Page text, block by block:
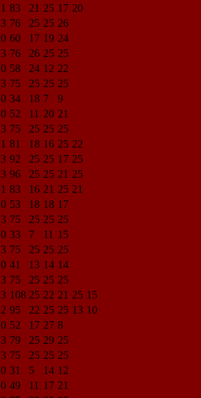
1 83 21 25 17 20
3 76 25 25 26
0 60 17 19 24
3 76 26 25 25
0 58 24 12 22
3 75 25 25 25
0 34 18 7
9
0 52 11 20 21
3 75 25 25 25
1 81 18 16 25 22
3 92 25 25 17 25
3 96 25 25 21 25
1 83 16 21 25 21
0 53 18 18 17
3 75 25 25 25
0 33 7 11 15
3 75 25 25 25
0 41 13 14 14
3 75 25 25 25
3 108 25 22 21 25 15
2 95 22 25 25 13 10
0 52 17 27 8
3 79 25 29 25
3 75 25 25 25
0 31 5 14 12
0 49 11 17 21